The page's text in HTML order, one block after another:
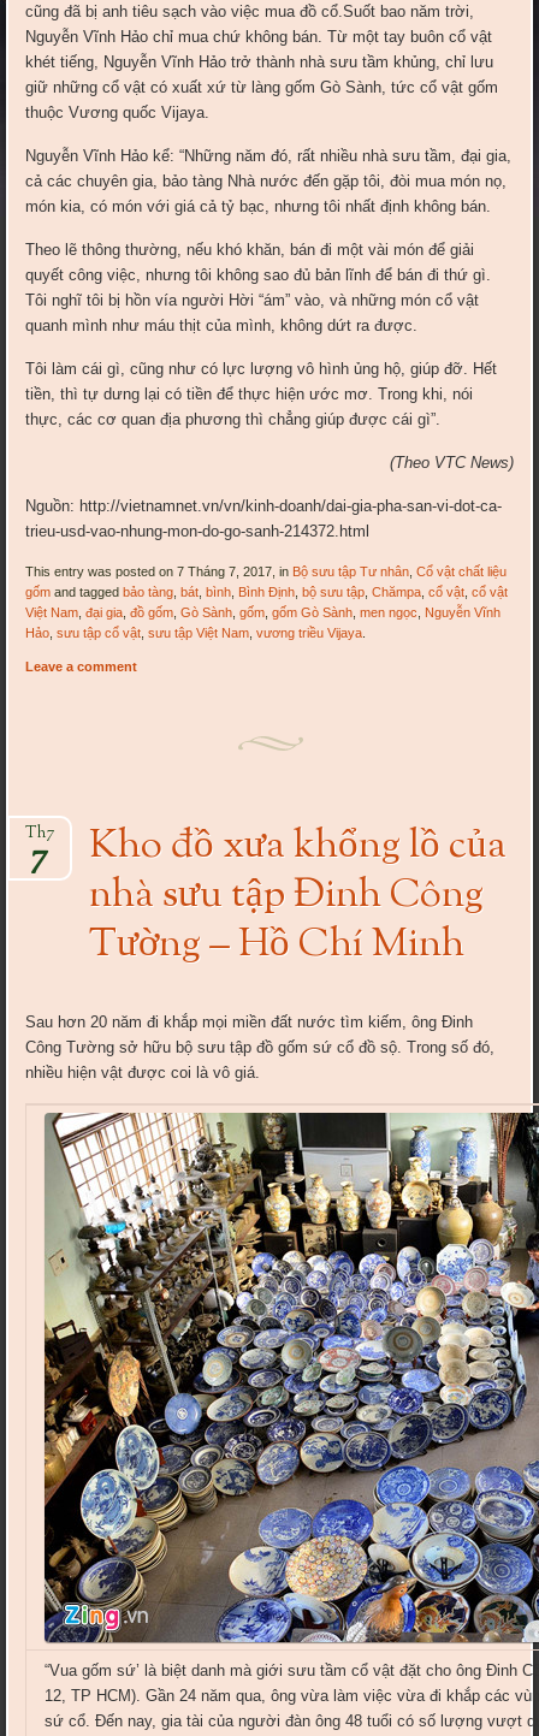
cũng đã bị anh tiêu sạch vào việc mua đồ cổ.Suốt bao năm trời,
Nguyễn Vĩnh Hảo chỉ mua chứ không bán. Từ một tay buôn cổ vật
khét tiếng, Nguyễn Vĩnh Hảo trở thành nhà sưu tầm khủng, chỉ lưu
giữ những cổ vật có xuất xứ từ làng gốm Gò Sành, tức cổ vật gốm
thuộc Vương quốc Vijaya.
Nguyễn Vĩnh Hảo kể: “Những năm đó, rất nhiều nhà sưu tầm, đại gia,
cả các chuyên gia, bảo tàng Nhà nước đến gặp tôi, đòi mua món nọ,
món kia, có món với giá cả tỷ bạc, nhưng tôi nhất định không bán.
Theo lẽ thông thường, nếu khó khăn, bán đi một vài món để giải
quyết công việc, nhưng tôi không sao đủ bản lĩnh để bán đi thứ gì.
Tôi nghĩ tôi bị hồn vía người Hời “ám” vào, và những món cổ vật
quanh mình như máu thịt của mình, không dứt ra được.
Tôi làm cái gì, cũng như có lực lượng vô hình ủng hộ, giúp đỡ. Hết
tiền, thì tự dưng lại có tiền để thực hiện ước mơ. Trong khi, nói
thực, các cơ quan địa phương thì chẳng giúp được cái gì”.
(Theo VTC News)
Nguồn: http://vietnamnet.vn/vn/kinh-doanh/dai-gia-pha-san-vi-dot-ca-
trieu-usd-vao-nhung-mon-do-go-sanh-214372.html
This entry was posted on 7 Tháng 7, 2017, in Bộ sưu tập Tư nhân ,Cổ vật chất liệu
gốm and taggedbảo tàng ,bát ,bình Bình Định ,bộ sưu tập ,Chămpa ,cổ vật ,cổ vật
Việt Nam ,đại gia ,đồ gốm ,Gò Sành ,gốm ,gốm Gò Sành ,men ngọc
Nguyễn Vĩnh
Hảo ,sưu tập cổ vật ,sưu tập Việt Nam ,vương triều Vijaya
Leave a comment
Kho đồ xưa khổng lồ của
nhà sưu tập Đinh Công
Tường – Hồ Chí Minh
Th7
7
Sau hơn 20 năm đi khắp mọi miền đất nước tìm kiếm, ông Đinh
Công Tường sở hữu bộ sưu tập đồ gốm sứ cổ đồ sộ. Trong số đó,
nhiều hiện vật được coi là vô giá.
“Vua gốm sứ’ là biệt danh mà giới sưu tầm cổ vật đặt cho ông Đinh
12, TP HCM). Gần 24 năm qua, ông vừa làm việc vừa đi khắp các
sứ cổ. Đến nay, gia tài của người đàn ông 48 tuổi có số lượng vượt